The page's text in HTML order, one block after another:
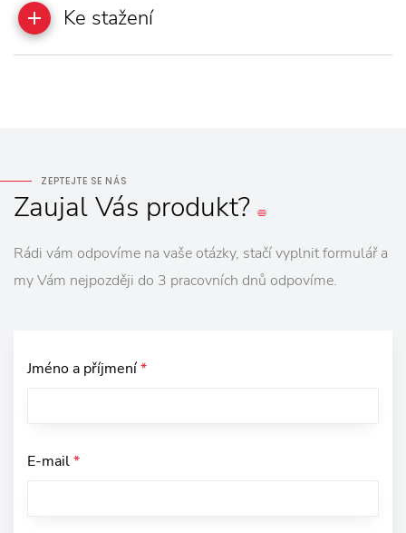
Ke stažení
ZEPTEJTE SE NÁS
ZaujalVás produkt?
Rádi vám odpovíme na vaše otázky, stačí vyplnit formulář a
my Vám nejpozději do 3 pracovních dnů odpovíme.
Jméno a příjmení*
E-mail*